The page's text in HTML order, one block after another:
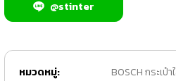
@stinter
หมวดหมู่: BOSCH กระเป๋